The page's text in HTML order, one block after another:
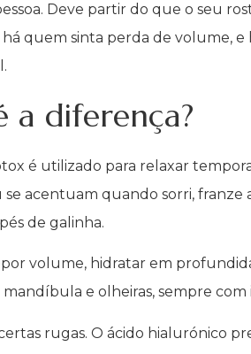
Deve partir do que o seu
quem sinta perda de volume,
a diferença?
é utilizado para relaxar
acentuam quando sorri, franze
de galinha.
volume, hidratar em
e olheiras, sempre
rugas. O ácido hialurónico